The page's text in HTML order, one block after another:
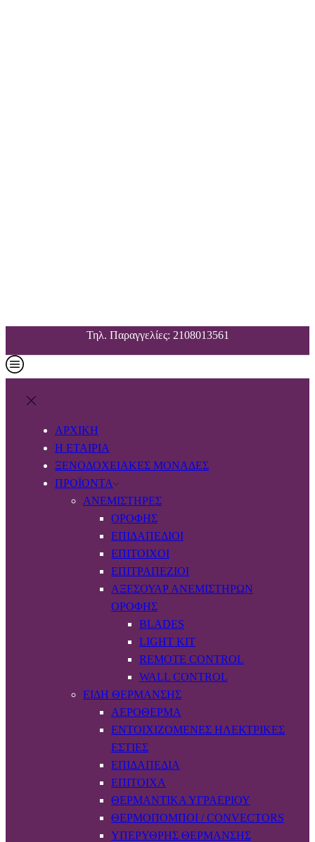
Τηλ. Παραγγελίες: 2108013561
ΑΡΧΙΚΗ
Η ΕΤΑΙΡΙΑ
ΞΕΝΟΔΟΧΕΙΑΚΕΣ ΜΟΝΑΔΕΣ
ΠΡΟΪΟΝΤΑ
ΑΝΕΜΙΣΤΉΡΕΣ
ΟΡΟΦΉΣ
ΕΠΙΔΑΠΈΔΙΟΙ
ΕΠΊΤΟΙΧΟΙ
ΕΠΙΤΡΑΠΈΖΙΟΙ
ΑΞΕΣΟΥΆΡ ΑΝΕΜΙΣΤΉΡΩΝ
ΟΡΟΦΉΣ
BLADES
LIGHT KIT
REMOTE CONTROL
WALL CONTROL
ΕΊΔΗ ΘΈΡΜΑΝΣΗΣ
ΑΕΡΌΘΕΡΜΑ
ΕΝΤΟΙΧΙΖΌΜΕΝΕΣ ΗΛΕΚΤΡΙΚΈΣ
ΕΣΤΊΕΣ
ΕΠΙΔΑΠΈΔΙΑ
ΕΠΊΤΟΙΧΑ
ΘΕΡΜΑΝΤΙΚΆ ΥΓΡΑΕΡΊΟΥ
ΘΕΡΜΟΠΟΜΠΟΊ / CONVECTORS
ΥΠΈΡΥΘΡΗΣ ΘΈΡΜΑΝΣΗΣ